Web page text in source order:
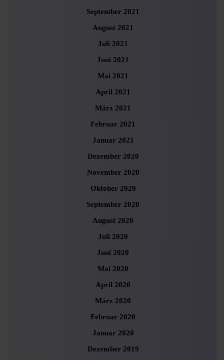
September 2021
August 2021
Juli 2021
Juni 2021
Mai 2021
April 2021
März 2021
Februar 2021
Januar 2021
Dezember 2020
November 2020
Oktober 2020
September 2020
August 2020
Juli 2020
Juni 2020
Mai 2020
April 2020
März 2020
Februar 2020
Januar 2020
Dezember 2019